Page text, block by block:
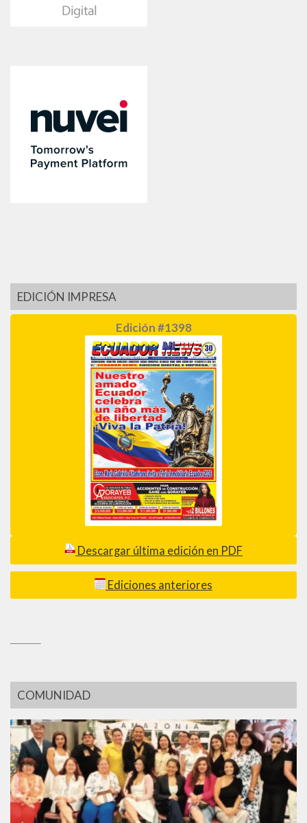
EDICIÓN IMPRESA
Edición #1398
Descargar última edición en PDF
Ediciones anteriores
COMUNIDAD